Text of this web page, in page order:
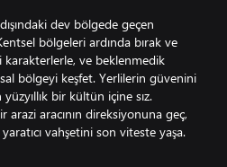
dev bölgede geçen
bölgeleri ardında bırak ve
ve beklenmedik
bölgeyi keşfet. Yerlilerin güvenini
bir kültün içine sız.
arazi aracının direksiyonuna geç,
vahşetini son viteste yaşa.